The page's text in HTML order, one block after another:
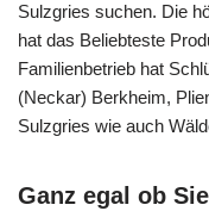
Sulzgries suchen. Die
hat das Beliebteste
Familienbetrieb hat
(Neckar) Berkheim,
Sulzgries wie auch
Ganz egal ob